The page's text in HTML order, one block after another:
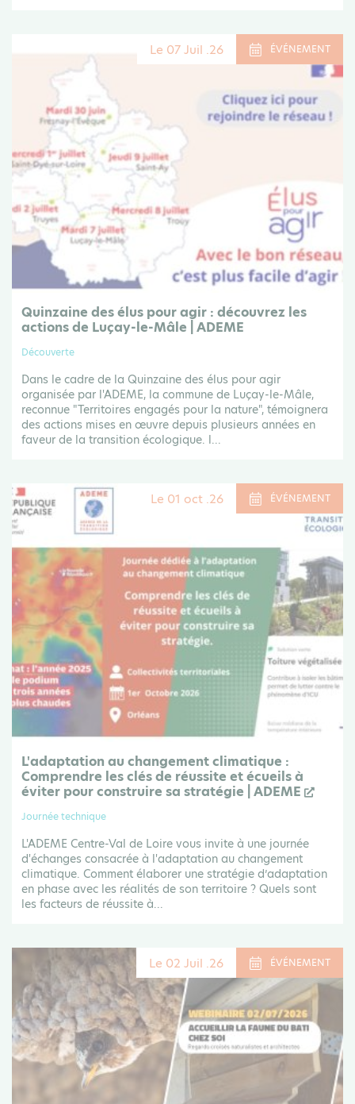
Le 07 Juil .26 ÉVÉNEMENT
Quinzaine des élus pour agir : découvrez les
actions de Luçay-le-Mâle | ADEME
Découverte
Dans le cadre de la Quinzaine des élus pour agir
organisée par l'ADEME, la commune de Luçay-le-Mâle,
reconnue "Territoires engagés pour la nature", témoignera
des actions mises en œuvre depuis plusieurs années en
faveur de la transition écologique. l...
Le 01 oct .26 ÉVÉNEMENT
L'adaptation au changement climatique :
Comprendre les clés de réussite et écueils à
éviter pour construire sa stratégie | ADEME
Journée technique
L'ADEME Centre-Val de Loire vous invite à une journée
d'échanges consacrée à l'adaptation au changement
climatique. Comment élaborer une stratégie d’adaptation
en phase avec les réalités de son territoire ? Quels sont
les facteurs de réussite à...
Le 02 Juil .26 ÉVÉNEMENT